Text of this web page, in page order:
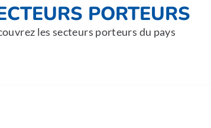
PORTEURS
les secteurs porteurs du pays